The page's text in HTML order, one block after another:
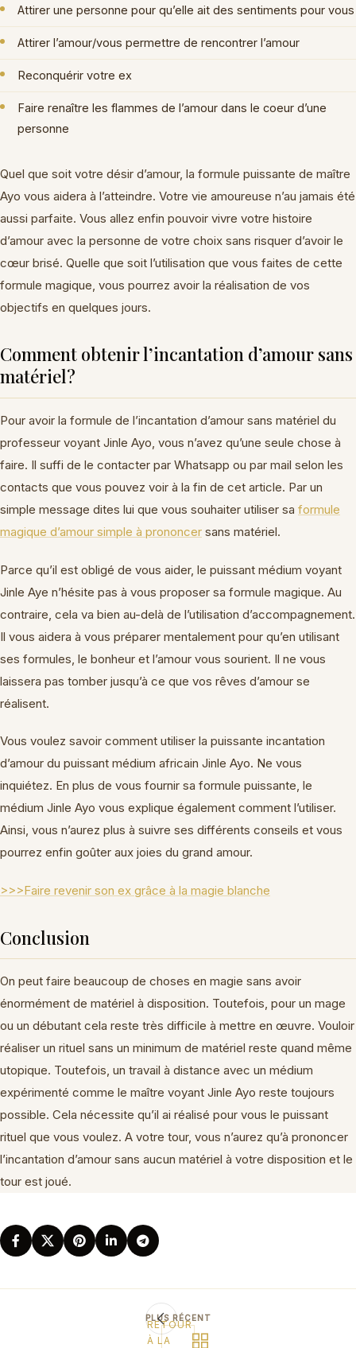
Attirer une personne pour qu’elle ait des sentiments pour vous
Attirer l’amour/vous permettre de rencontrer l’amour
Reconquérir votre ex
Faire renaître les flammes de l’amour dans le coeur d’une
personne
Quel que soit votre désir d’amour, la formule puissante de maître
Ayo vous aidera à l’atteindre. Votre vie amoureuse n’au jamais été
aussi parfaite. Vous allez enfin pouvoir vivre votre histoire
d’amour avec la personne de votre choix sans risquer d’avoir le
cœur brisé. Quelle que soit l’utilisation que vous faites de cette
formule magique, vous pourrez avoir la réalisation de vos
objectifs en quelques jours.
Comment obtenir l’incantation d’amour sans
matériel?
Pour avoir la formule de l’incantation d’amour sans matériel du
professeur voyant Jinle Ayo, vous n’avez qu’une seule chose à
faire. Il suffi de le contacter par Whatsapp ou par mail selon les
contacts que vous pouvez voir à la fin de cet article. Par un
simple message dites lui que vous souhaiter utiliser sa formule
magique d’amour simple à prononcer sans matériel.
Parce qu’il est obligé de vous aider, le puissant médium voyant
Jinle Aye n’hésite pas à vous proposer sa formule magique. Au
contraire, cela va bien au-delà de l’utilisation d’accompagnement.
Il vous aidera à vous préparer mentalement pour qu’en utilisant
ses formules, le bonheur et l’amour vous sourient. Il ne vous
laissera pas tomber jusqu’à ce que vos rêves d’amour se
réalisent.
Vous voulez savoir comment utiliser la puissante incantation
d’amour du puissant médium africain Jinle Ayo. Ne vous
inquiétez. En plus de vous fournir sa formule puissante, le
médium Jinle Ayo vous explique également comment l’utiliser.
Ainsi, vous n’aurez plus à suivre ses différents conseils et vous
pourrez enfin goûter aux joies du grand amour.
>>>Faire revenir son ex grâce à la magie blanche
Conclusion
On peut faire beaucoup de choses en magie sans avoir
énormément de matériel à disposition. Toutefois, pour un mage
ou un débutant cela reste très difficile à mettre en œuvre. Vouloir
réaliser un rituel sans un minimum de matériel reste quand même
utopique. Toutefois, un travail à distance avec un médium
expérimenté comme le maître voyant Jinle Ayo reste toujours
possible. Cela nécessite qu’il ai réalisé pour vous le puissant
rituel que vous voulez. A votre tour, vous n’aurez qu’à prononcer
l’incantation d’amour sans aucun matériel à votre disposition et le
tour est joué.
PLUS RÉCENT
RETOUR
À LA